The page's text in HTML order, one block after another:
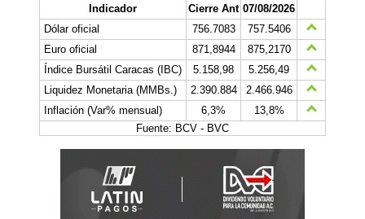
Indicador Cierre Ant 07/08/2026
Dólar oficial
756.7083
757.5406
Euro oficial
871,8944
875,2170
Índice Bursátil Caracas (IBC)
5.158,98
5.256,49
Liquidez Monetaria (MMBs.)
2.390.884
2.466.946
Inflación (Var% mensual)
6,3%
13,8%
Fuente: BCV - BVC